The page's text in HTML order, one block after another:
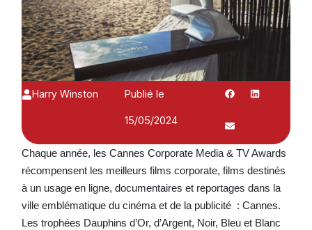
Harry Winston
Publié le
15/05/2024
Chaque année, les Cannes Corporate Media & TV Awards
récompensent les meilleurs films corporate, films destinés
à un usage en ligne, documentaires et reportages dans la
ville emblématique du cinéma et de la publicité : Cannes.
Les trophées Dauphins d’Or, d’Argent, Noir, Bleu et Blanc